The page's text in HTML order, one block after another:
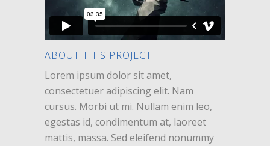
ABOUT THIS PROJECT
Lorem ipsum dolor sit amet,
consectetuer adipiscing elit. Nam
cursus. Morbi ut mi. Nullam enim leo,
egestas id, condimentum at, laoreet
mattis, massa. Sed eleifend nonummy